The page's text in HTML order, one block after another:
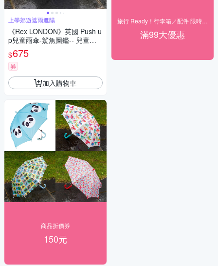
上學郊遊遮雨遮陽
《Rex LONDON》英國 Push u
p兒童雨傘-鯊魚圖鑑-- 兒童傘
雨具
$675
券
加入購物車
商品折價券
150元
滿99大優惠